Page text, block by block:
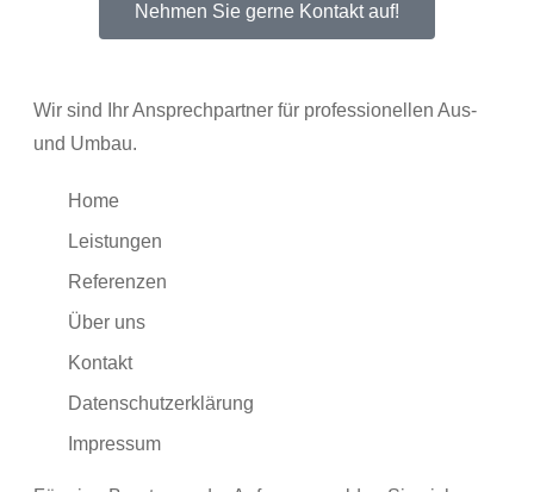
Nehmen Sie gerne Kontakt auf!
Wir sind Ihr Ansprechpartner für professionellen Aus-
und Umbau.
Home
Leistungen
Referenzen
Über uns
Kontakt
Datenschutzerklärung
Impressum